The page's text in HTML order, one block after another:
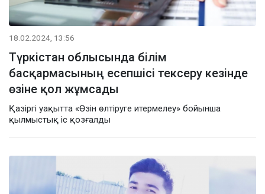
18.02.2024, 13:56
Түркістан облысында білім
басқармасының есепшісі тексеру кезінде
өзіне қол жұмсады
Қазіргі уақытта «Өзін өлтіруге итермелеу» бойынша
қылмыстық іс қозғалды